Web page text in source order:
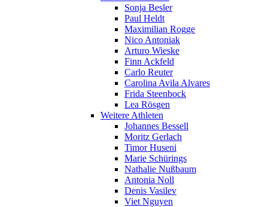
Sonja Besler
Paul Heldt
Maximilian Rogge
Nico Antoniak
Arturo Wieske
Finn Ackfeld
Carlo Reuter
Carolina Avila Alvares
Frida Steenbock
Lea Rösgen
Weitere Athleten
Johannes Bessell
Moritz Gerlach
Timor Huseni
Marie Schürings
Nathalie Nußbaum
Antonia Noll
Denis Vasilev
Viet Nguyen